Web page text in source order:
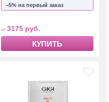
−5% на первый заказ
3175 руб.
КУПИТЬ